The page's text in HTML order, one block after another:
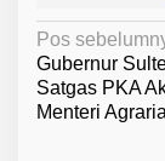
N
a
v
Pos
Gubernur
Satgas PKA
Menteri